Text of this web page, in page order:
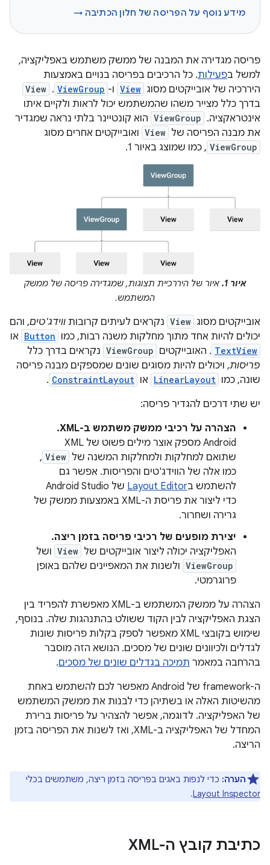
מידע נוסף על הפריסה של חלון הכתיבה →
פריסה מגדירה את המבנה של ממשק משתמש באפליקציה,
למשל בפעילות. כל הרכיבים בפריסה בנויים באמצעות
היררכיה של אובייקטים מסוג View ו- ViewGroup
. ‫
View
בדרך כלל מצייר משהו שהמשתמש יכול לראות ולקיים איתו
אינטראקציה. ‫ ViewGroup הוא קונטיינר בלתי נראה שמגדיר
את מבנה הפריסה של View ואובייקטים אחרים מסוג
ViewGroup , כמו שמוצג באיור 1.
איור 1.
איור של היררכיית תצוגות, שמגדירה פריסה של ממשק
המשתמש.
אובייקטים מסוג View נקראים לעיתים קרובות ווידג'טים, והם
יכולים להיות אחד מתוך מחלקות משנה רבות, כמו Button או
TextView . האובייקטים ViewGroup נקראים בדרך כלל
פריסות, ויכולים להיות מסוגים שונים שמספקים מבנה פריסה
שונה, כמו LinearLayout או ConstraintLayout
.
יש שתי דרכים להגדיר פריסה:
הצהרה על רכיבי ממשק משתמש ב-XML.
‫Android מספק אוצר מילים פשוט של XML
שתואם למחלקות ולמחלקות המשנה של View
,
כמו אלה של הווידג'טים והפריסות. אפשר גם
להשתמש בLayout Editor
של Android Studio
כדי ליצור את פריסת ה-XML באמצעות ממשק של
גרירה ושחרור.
יצירת מופעים של רכיבי פריסה בזמן ריצה.
האפליקציה יכולה ליצור אובייקטים של View ושל
ViewGroup ולשנות את המאפיינים שלהם באופן
פרוגרמטי.
הצהרה על ממשק המשתמש ב-XML מאפשרת להפריד בין
הצגת האפליקציה לבין הקוד ששולט בהתנהגות שלה. בנוסף,
שימוש בקובצי XML מאפשר לספק בקלות פריסות שונות
לגדלים ולכיוונים שונים של מסכים. הנושא הזה מוסבר
בהרחבה במאמר תמיכה בגדלים שונים של מסכים.
ה-framework של Android מאפשר לכם להשתמש באחת
מהשיטות האלה או בשתיהן כדי לבנות את ממשק המשתמש
של האפליקציה. לדוגמה, אפשר להצהיר על פריסות ברירת
המחדל של האפליקציה ב-XML, ואז לשנות את הפריסה בזמן
הריצה.
הערה: כדי לנפות באגים בפריסה בזמן ריצה, משתמשים בכלי
Layout Inspector
.
כתיבת קובץ ה-XML